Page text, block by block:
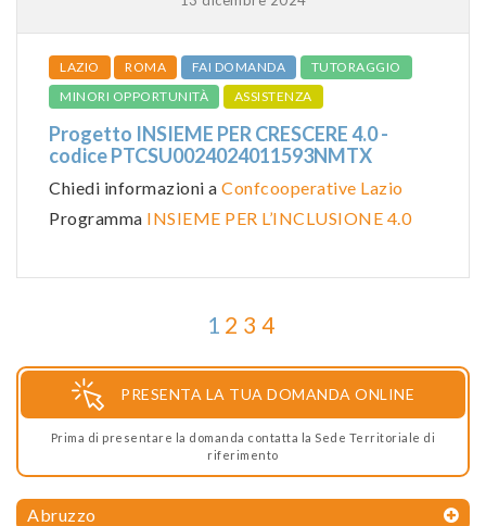
LAZIO ROMA FAI DOMANDA
TUTORAGGIO
MINORI OPPORTUNITÀ
ASSISTENZA
Progetto INSIEME PER CRESCERE 4.0 -
codice PTCSU0024024011593NMTX
Chiedi informazioni a Confcooperative Lazio
Programma INSIEME PER L’INCLUSIONE 4.0
1 2 3 4
PRESENTA LA TUA DOMANDA ONLINE
Prima di presentare la domanda contatta la Sede Territoriale di
riferimento
Abruzzo